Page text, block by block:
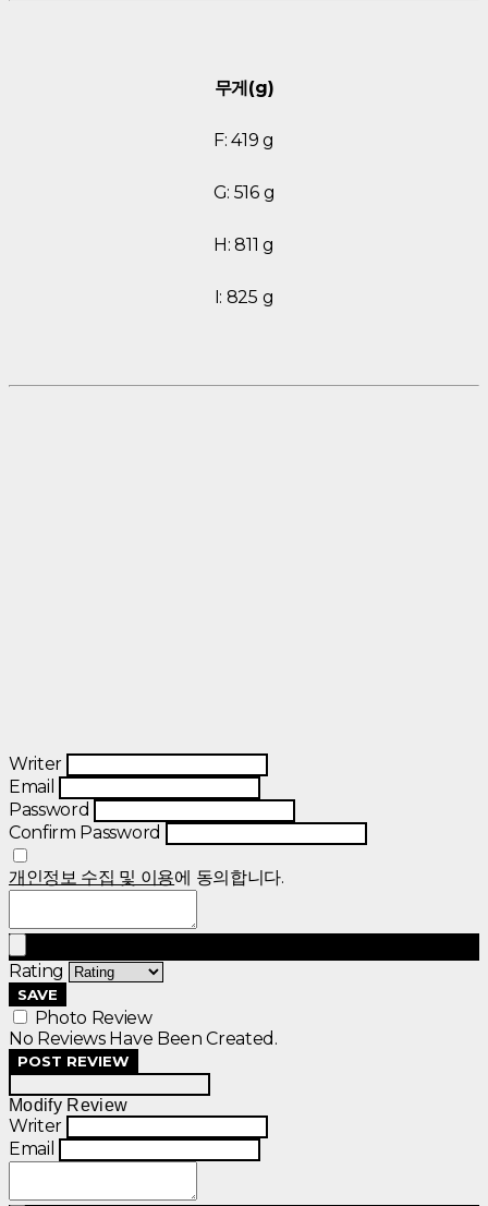
무게(g)
F: 419 g
G: 516 g
H: 811 g
I: 825 g
Writer
Email
Password
Confirm Password
개인정보 수집 및 이용에 동의합니다.
Rating
SAVE
Photo Review
No Reviews Have Been Created.
POST REVIEW
Modify Review
Writer
Email